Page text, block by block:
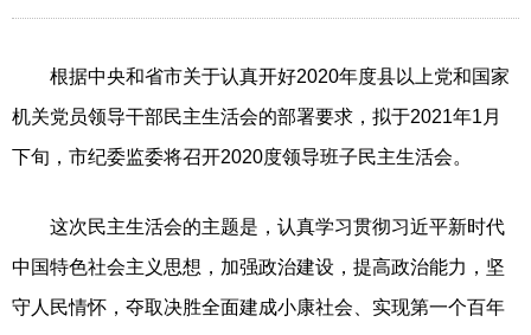
根据中央和省市关于认真开好2020年度县以上党和国家
机关党员领导干部民主生活会的部署要求，拟于2021年1月
下旬，市纪委监委将召开2020度领导班子民主生活会。
这次民主生活会的主题是，认真学习贯彻习近平新时代
中国特色社会主义思想，加强政治建设，提高政治能力，坚
守人民情怀，夺取决胜全面建成小康社会、实现第一个百年